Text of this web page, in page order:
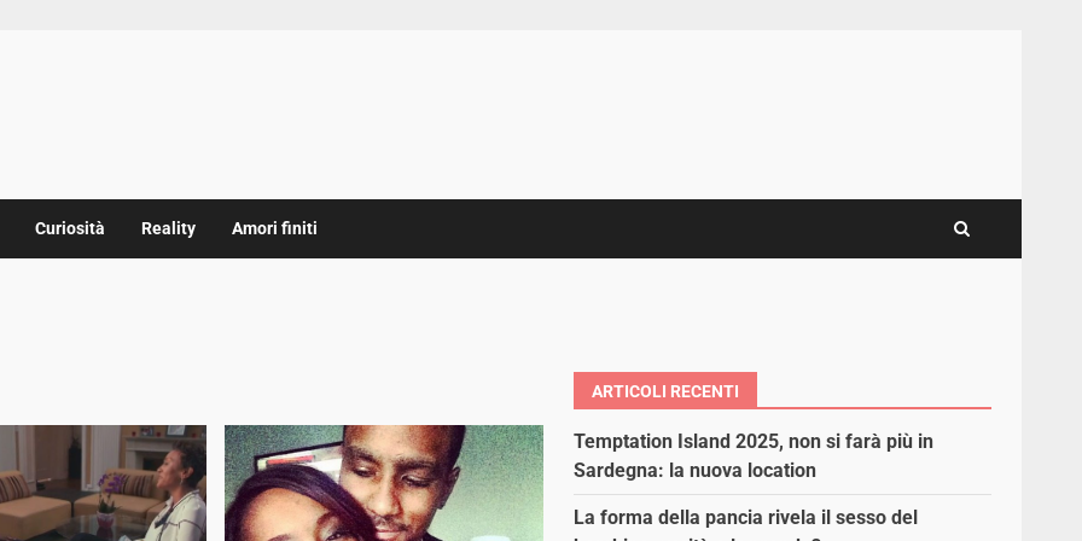
Curiosità Reality Amori finiti
ARTICOLI RECENTI
Temptation Island 2025, non si farà più in
Sardegna: la nuova location
La forma della pancia rivela il sesso del